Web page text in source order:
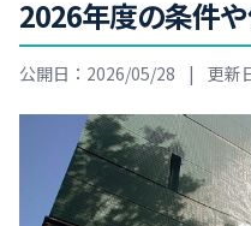
2026年度の条件
公開日：2026/05/28 | 更新